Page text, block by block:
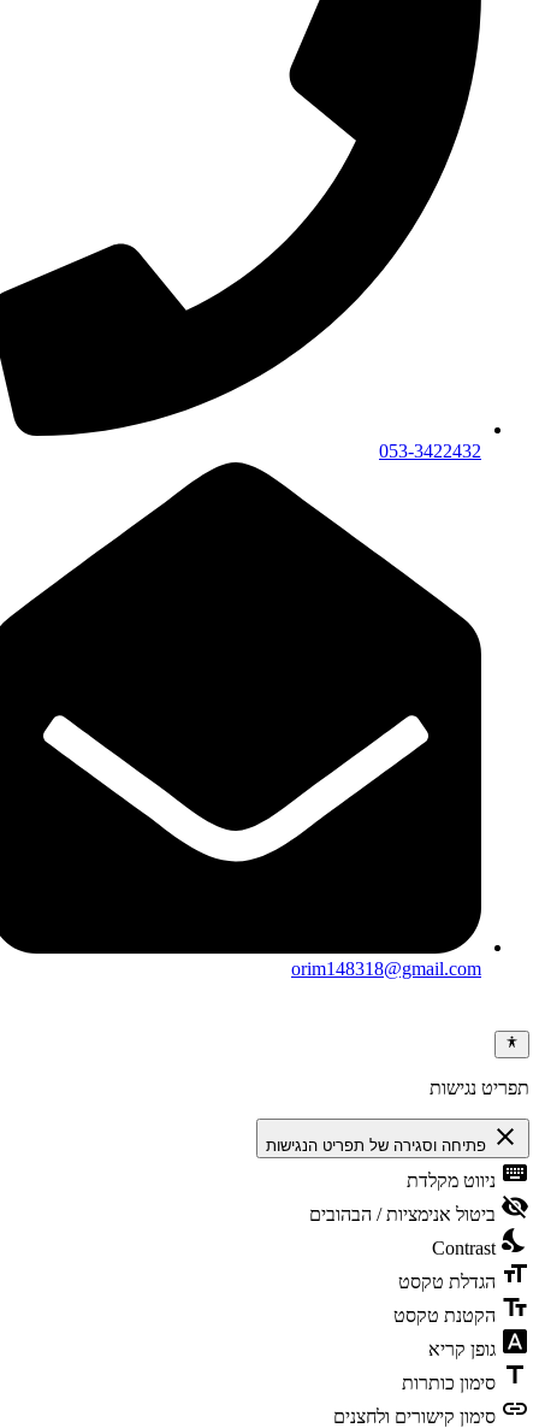
053-3422432
orim148318@gmail.com
נגישות
close פתיחה וסגירה של תפריט הנגישות
ניווט מקלדת
ביטול אנימציות / הבהובים
Contrast
הגדלת טקסט
הקטנת טקסט
גופן קריא
סימון כותרות
סימון קישורים ולחצנים